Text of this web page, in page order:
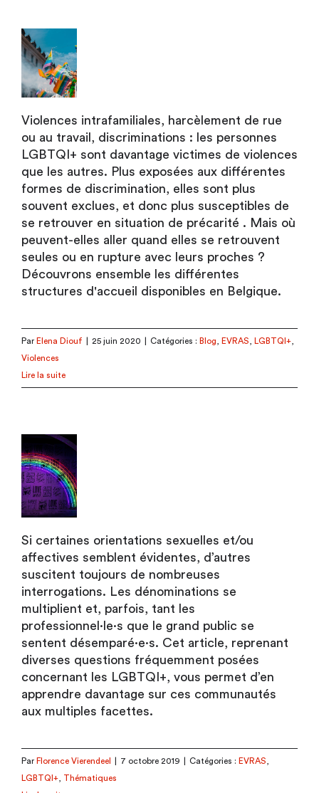
Violences intrafamiliales, harcèlement de rue
ou au travail, discriminations : les personnes
LGBTQI+ sont davantage victimes de violences
que les autres. Plus exposées aux différentes
formes de discrimination, elles sont plus
souvent exclues, et donc plus susceptibles de
se retrouver en situation de précarité . Mais où
peuvent-elles aller quand elles se retrouvent
seules ou en rupture avec leurs proches ?
Découvrons ensemble les différentes
structures d'accueil disponibles en Belgique.
Par Elena Diouf 25 juin 2020 Catégories : Blog, EVRAS, LGBTQI+,
Violences
Lire la suite
Si certaines orientations sexuelles et/ou
affectives semblent évidentes, d’autres
suscitent toujours de nombreuses
interrogations. Les dénominations se
multiplient et, parfois, tant les
professionnel·le·s que le grand public se
sentent désemparé·e·s. Cet article, reprenant
diverses questions fréquemment posées
concernant les LGBTQI+, vous permet d’en
apprendre davantage sur ces communautés
aux multiples facettes.
Par Florence Vierendeel 7 octobre 2019 Catégories : EVRAS
LGBTQI+
Thématiques